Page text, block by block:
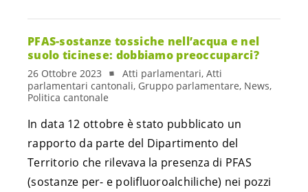
PFAS-sostanze tossiche nell’acqua e nel
suolo ticinese: dobbiamo preoccuparci?
26 Ottobre 2023
Atti parlamentari, Atti
parlamentari cantonali, Gruppo parlamentare, News,
Politica cantonale
In data 12 ottobre è stato pubblicato un
rapporto da parte del Dipartimento del
Territorio che rilevava la presenza di PFAS
(sostanze per- e polifluoroalchiliche) nei pozzi